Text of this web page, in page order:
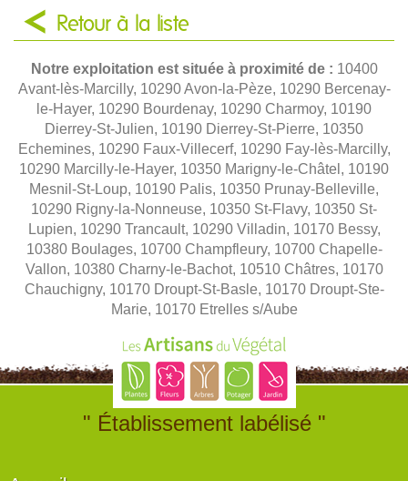
Retour à la liste
Notre exploitation est située à proximité de : 10400
Avant-lès-Marcilly, 10290 Avon-la-Pèze, 10290 Bercenay-
le-Hayer, 10290 Bourdenay, 10290 Charmoy, 10190
Dierrey-St-Julien, 10190 Dierrey-St-Pierre, 10350
Echemines, 10290 Faux-Villecerf, 10290 Fay-lès-Marcilly,
10290 Marcilly-le-Hayer, 10350 Marigny-le-Châtel, 10190
Mesnil-St-Loup, 10190 Palis, 10350 Prunay-Belleville,
10290 Rigny-la-Nonneuse, 10350 St-Flavy, 10350 St-
Lupien, 10290 Trancault, 10290 Villadin, 10170 Bessy,
10380 Boulages, 10700 Champfleury, 10700 Chapelle-
Vallon, 10380 Charny-le-Bachot, 10510 Châtres, 10170
Chauchigny, 10170 Droupt-St-Basle, 10170 Droupt-Ste-
Marie, 10170 Etrelles s/Aube
" Établissement labélisé "